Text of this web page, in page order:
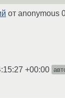
от anonymous
+00:00